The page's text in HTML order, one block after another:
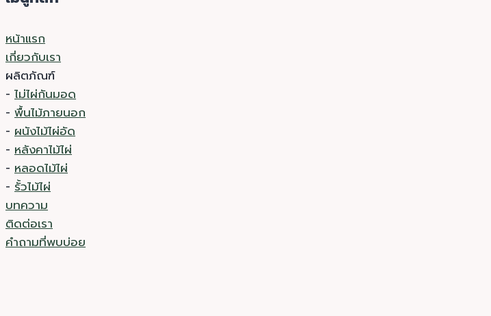
หน้าแรก
เกี่ยวกับเรา
ผลิตภัณฑ์
- ไม่ไผ่กันมอด
- พื้นไม้ภายนอก
- ผนังไม้ไผ่อัด
- หลังคาไม้ไผ่
- หลอดไม้ไผ่
- รั้วไม้ไผ่
บทความ
ติดต่อเรา
คำถามที่พบบ่อย